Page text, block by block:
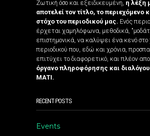
Ζωτική όσο και εξειδικευμένη, η λέξη
αποτελεί τον τίτλο, το περιεχόμενο
στόχο του περιοδικού μας. Ενός
έρχεται χαμηλόφωνα, μεθοδικά,
επιστημονικά, να καλύψει ένα κενό
περιοδικού που, εδώ και χρόνια,
επιτύχει το διαφορετικό, και πλέον
όργανο πληροφόρησης και διαλόγου
ΜΑΤΙ.
RECENT POSTS
Events